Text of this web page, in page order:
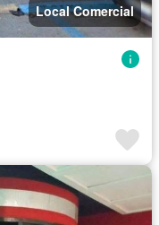
Local Comercial